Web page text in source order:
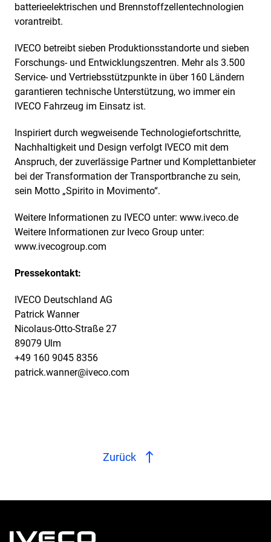
batterieelektrischen und Brennstoffzellentechnologien
vorantreibt.
IVECO betreibt sieben Produktionsstandorte und sieben
Forschungs- und Entwicklungszentren. Mehr als 3.500
Service- und Vertriebsstützpunkte in über 160 Ländern
garantieren technische Unterstützung, wo immer ein
IVECO Fahrzeug im Einsatz ist.
Inspiriert durch wegweisende Technologiefortschritte,
Nachhaltigkeit und Design verfolgt IVECO mit dem
Anspruch, der zuverlässige Partner und Komplettanbieter
bei der Transformation der Transportbranche zu sein,
sein Motto „Spirito in Movimento“.
Weitere Informationen zu IVECO unter: www.iveco.de
Weitere Informationen zur Iveco Group unter:
www.ivecogroup.com
Pressekontakt:
IVECO Deutschland AG
Patrick Wanner
Nicolaus-Otto-Straße 27
89079 Ulm
+49 160 9045 8356
patrick.wanner@iveco.com
Zurück